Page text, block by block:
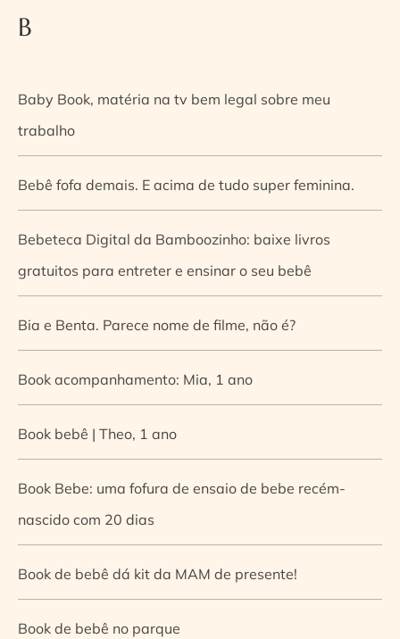
B
Baby Book, matéria na tv bem legal sobre meu
trabalho
Bebê fofa demais. E acima de tudo super feminina.
Bebeteca Digital da Bamboozinho: baixe livros
gratuitos para entreter e ensinar o seu bebê
Bia e Benta. Parece nome de filme, não é?
Book acompanhamento: Mia, 1 ano
Book bebê | Theo, 1 ano
Book Bebe: uma fofura de ensaio de bebe recém-
nascido com 20 dias
Book de bebê dá kit da MAM de presente!
Book de bebê no parque